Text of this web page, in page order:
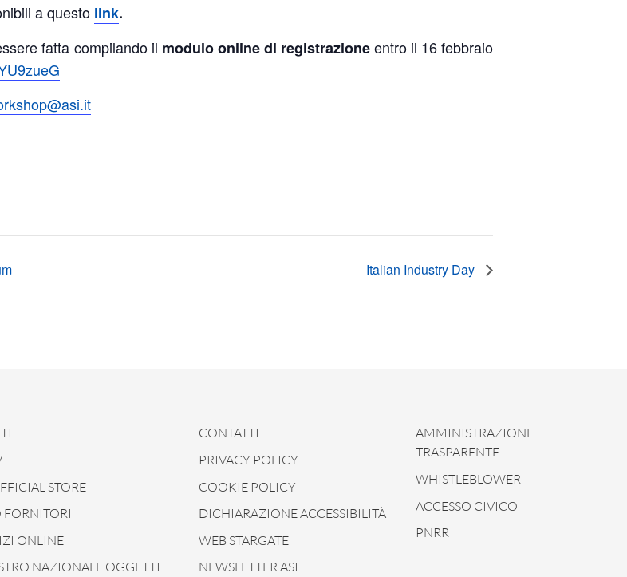
a questo link.
fatta compilando il modulo online di registrazioneentro il 16 febbraio
Italian Industry Day
STORE
FORNITORI
ONLINE
NAZIONALE OGGETTI
CONTATTI
PRIVACY POLICY
COOKIE POLICY
DICHIARAZIONE ACCESSIBILITÀ
WEB STARGATE
NEWSLETTER ASI
AMMINISTRAZIONE
TRASPARENTE
WHISTLEBLOWER
ACCESSO CIVICO
PNRR